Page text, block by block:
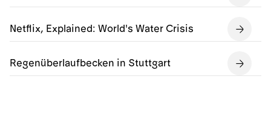
Netflix, Explained: World's Water Crisis
Regenüberlaufbecken in Stuttgart